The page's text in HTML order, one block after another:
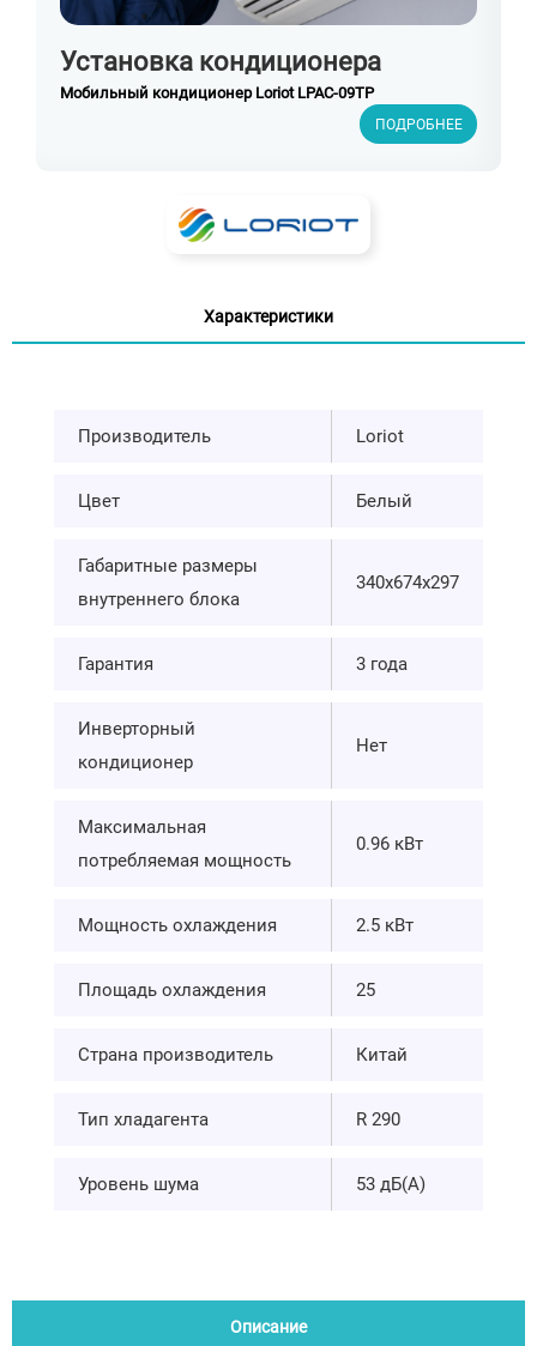
Установка кондиционера
Мобильный кондиционер Loriot LPAC-09TP
ПОДРОБНЕЕ
Характеристики
Производитель Loriot
Цвет Белый
Габаритные размеры
внутреннего блока
340x674x297
Гарантия 3 года
Инверторный
кондиционер
Нет
Максимальная
потребляемая мощность
0.96 кВт
Мощность охлаждения 2.5 кВт
Площадь охлаждения 25
Страна производитель Китай
Тип хладагента R 290
Уровень шума 53 дБ(А)
Описание